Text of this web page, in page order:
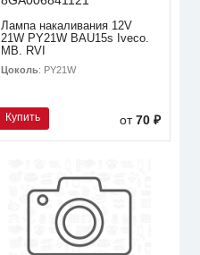
Лампа накаливания 12V
21W PY21W BAU15s Iveco.
MB. RVI
Цоколь: PY21W
Купить от70 ₽